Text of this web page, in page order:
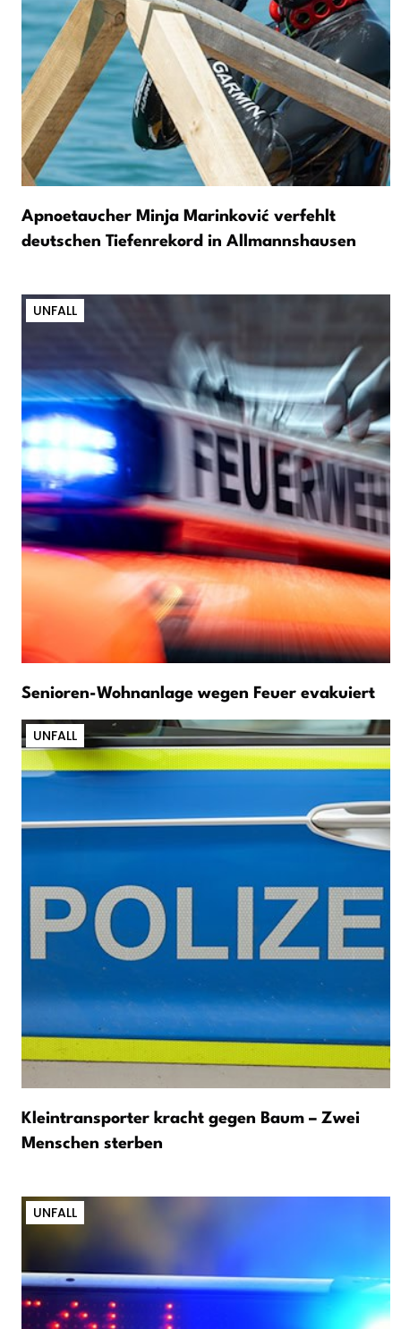
Apnoetaucher Minja Marinković verfehlt
deutschen Tiefenrekord in Allmannshausen
UNFALL
Senioren-Wohnanlage wegen Feuer evakuiert
UNFALL
Kleintransporter kracht gegen Baum – Zwei
Menschen sterben
UNFALL